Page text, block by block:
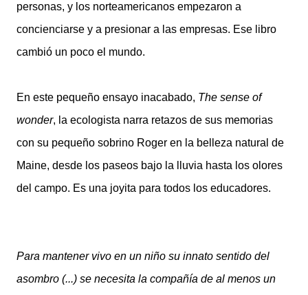
personas, y los norteamericanos empezaron a
concienciarse y a presionar a las empresas. Ese libro
cambió un poco el mundo.
En este pequeño ensayo inacabado, The sense of
wonder, la ecologista narra retazos de sus memorias
con su pequeño sobrino Roger en la belleza natural de
Maine, desde los paseos bajo la lluvia hasta los olores
del campo. Es una joyita para todos los educadores.
Para mantener vivo en un niño su innato sentido del
asombro (...) se necesita la compañía de al menos un